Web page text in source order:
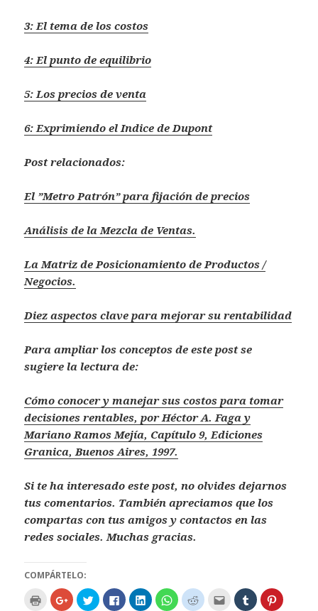
3: El tema de los costos
4: El punto de equilibrio
5: Los precios de venta
6: Exprimiendo el Indice de Dupont
Post relacionados:
El ”Metro Patrón” para fijación de precios
Análisis de la Mezcla de Ventas.
La Matriz de Posicionamiento de Productos /
Negocios.
Diez aspectos clave para mejorar su rentabilidad
Para ampliar los conceptos de este post se
sugiere la lectura de:
Cómo conocer y manejar sus costos para tomar
decisiones rentables, por Héctor A. Faga y
Mariano Ramos Mejía, Capítulo 9, Ediciones
Granica, Buenos Aires, 1997.
Si te ha interesado este post, no olvides dejarnos
tus comentarios. También apreciamos que los
compartas con tus amigos y contactos en las
redes sociales. Muchas gracias.
COMPÁRTELO:
H
a
H
a
H
a
H
a
H
a
H
a
H
a
H
a